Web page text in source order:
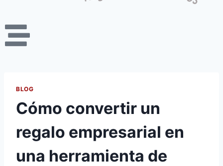
BLOG
Cómo convertir un
regalo empresarial en
una herramienta de